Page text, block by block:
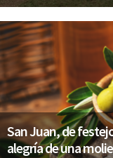
San Juan, de
alegría de una